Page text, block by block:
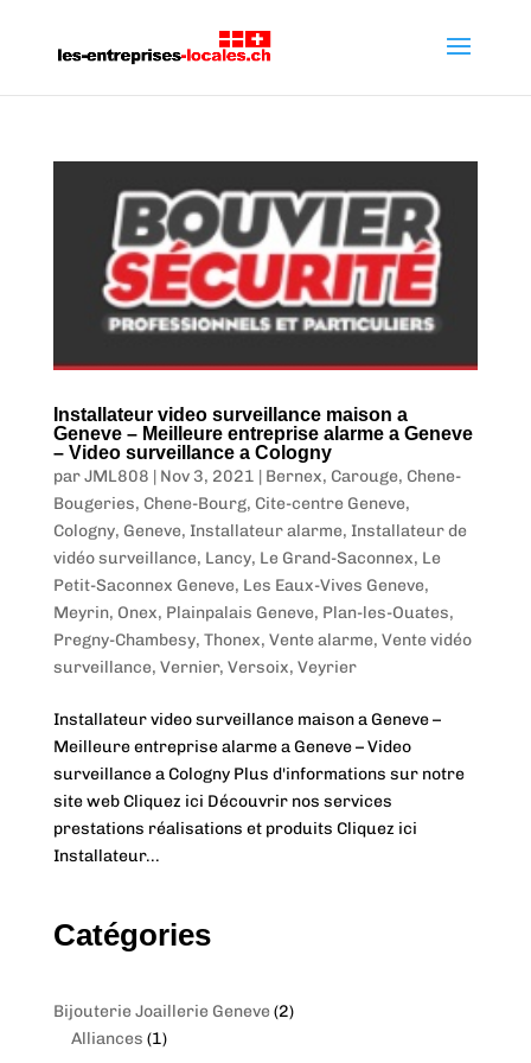
Installateur video surveillance maison a
Geneve – Meilleure entreprise alarme a Geneve
– Video surveillance a Cologny
parJML808 | Nov 3, 2021 | Bernex, Carouge, Chene-
Bougeries, Chene-Bourg, Cite-centre Geneve,
Cologny, Geneve, Installateur alarme, Installateur de
vidéo surveillance, Lancy, Le Grand-Saconnex, Le
Petit-Saconnex Geneve, Les Eaux-Vives Geneve,
Meyrin, Onex, Plainpalais Geneve, Plan-les-Ouates,
Pregny-Chambesy, Thonex, Vente alarme, Vente vidéo
surveillance, Vernier, Versoix, Veyrier
Installateur video surveillance maison a Geneve –
Meilleure entreprise alarme a Geneve – Video
surveillance a Cologny Plus d'informations sur notre
site web Cliquez ici Découvrir nos services
prestations réalisations et produits Cliquez ici
Installateur...
Catégories
Bijouterie Joaillerie Geneve 22
Alliances 11